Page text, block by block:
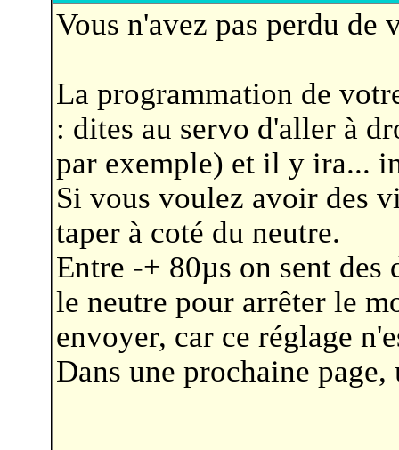
Vous n'avez pas perdu
La programmation de
: dites au servo d'aller à
par exemple) et il y ira...
Si vous voulez avoir des
taper à coté du neutre.
Entre -+ 80µs on sent
le neutre pour arrêter le
envoyer, car ce réglage
Dans une prochaine